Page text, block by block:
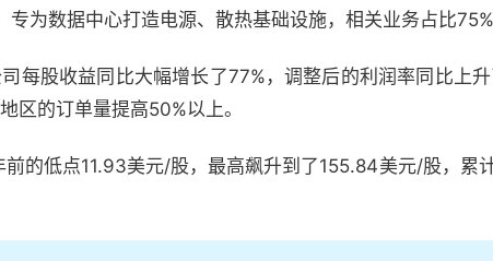
专为数据中心打造电源、散热基础设施，相关业务占比
每股收益同比大幅增长了77%，调整后的利润率同比上
区的订单量提高50%以上。
的低点11.93美元/股，最高飙升到了155.84美元/股，累